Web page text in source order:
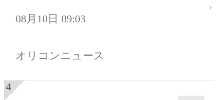
08月10日 09:03
オリコンニュース